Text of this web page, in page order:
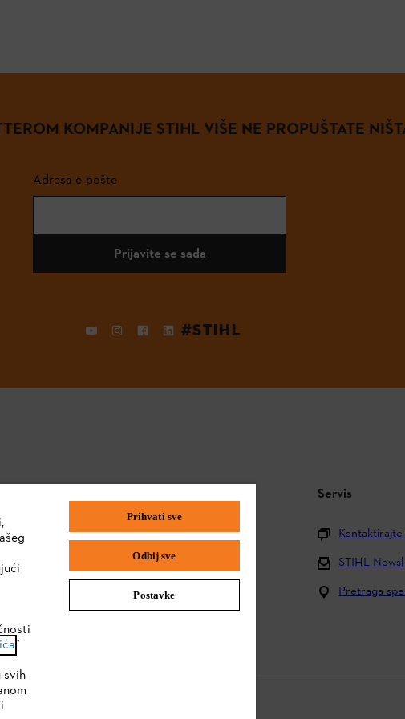
KOMPANIJE STIHL VIŠE NE PROPUŠTATE
Adresa e-pošte
Prijavite se sada
#STIHL
Pitanja o asortimanu
Uputstva za upotrebu
Servis
Kontaktirajte
STIHL
Pretraga
”
svih
Prihvati sve
Odbij sve
Postavke